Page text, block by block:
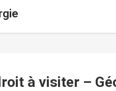
à visiter –